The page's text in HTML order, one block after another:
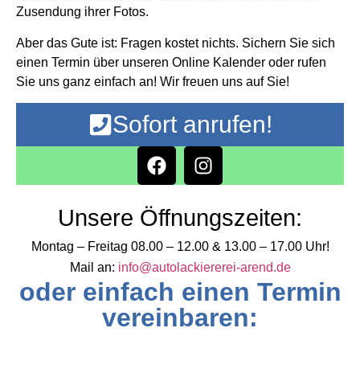
Zusendung ihrer Fotos.
Aber das Gute ist: Fragen kostet nichts. Sichern Sie sich
einen Termin über unseren Online Kalender oder rufen
Sie uns ganz einfach an! Wir freuen uns auf Sie!
Sofort anrufen!
Unsere Öffnungszeiten:
Montag – Freitag 08.00 – 12.00 & 13.00 – 17.00 Uhr!
Mail an: info@autolackiererei-arend.de
oder einfach einen Termin
vereinbaren: